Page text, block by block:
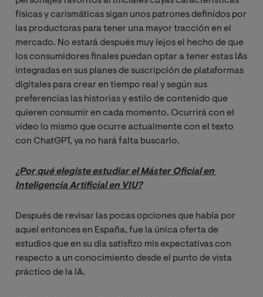
físicas y carismáticas sigan unos patrones definidos por
las productoras para tener una mayor tracción en el
mercado. No estará después muy lejos el hecho de que
los consumidores finales puedan optar a tener estas IAs
integradas en sus planes de suscripción de plataformas
digitales para crear en tiempo real y según sus
preferencias las historias y estilo de contenido que
quieren consumir en cada momento. Ocurrirá con el
vídeo lo mismo que ocurre actualmente con el texto
con ChatGPT, ya no hará falta buscarlo.
¿Por qué elegiste estudiar el Máster Oficial en
Inteligencia Artificial en VIU?
Después de revisar las pocas opciones que había por
aquel entonces en España, fue la única oferta de
estudios que en su día satisfizo mis expectativas con
respecto a un conocimiento desde el punto de vista
práctico de la IA.